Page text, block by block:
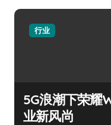
行业
5G浪潮下荣耀
业新风尚